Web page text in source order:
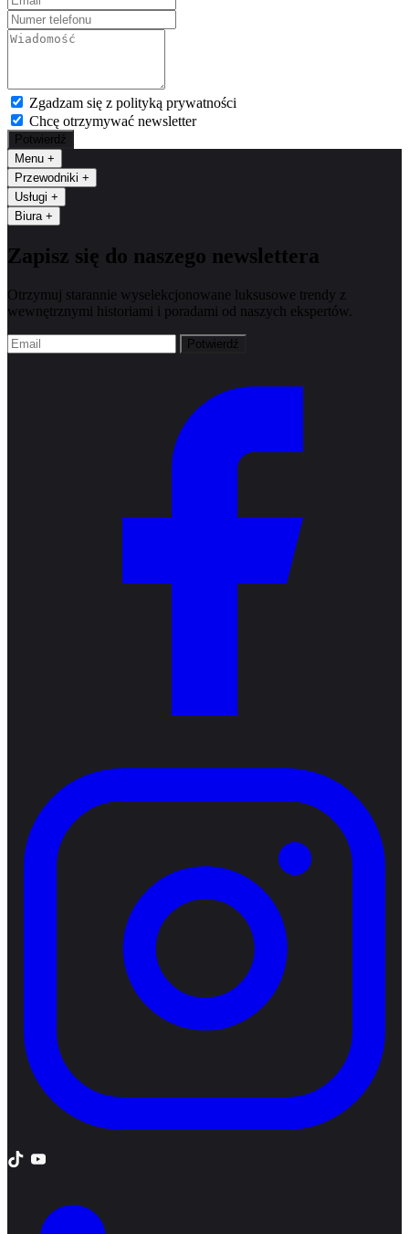
Zgadzam się z polityką prywatności
Chcę otrzymywać newsletter
Potwierdź
Menu +
Przewodniki +
Usługi +
Biura +
Zapisz się do naszego newslettera
Otrzymuj starannie wyselekcjonowane luksusowe trendy z
wewnętrznymi historiami i poradami od naszych ekspertów.
Potwierdź